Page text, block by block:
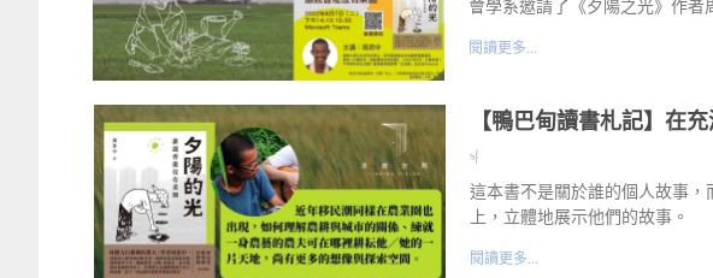
會學系邀請了《夕陽之光》作者
閱讀更多...
【鴨巴甸讀書札記】在
sf
這本書不是關於誰的個人故事
上，立體地展示他們的故事。
閱讀更多...